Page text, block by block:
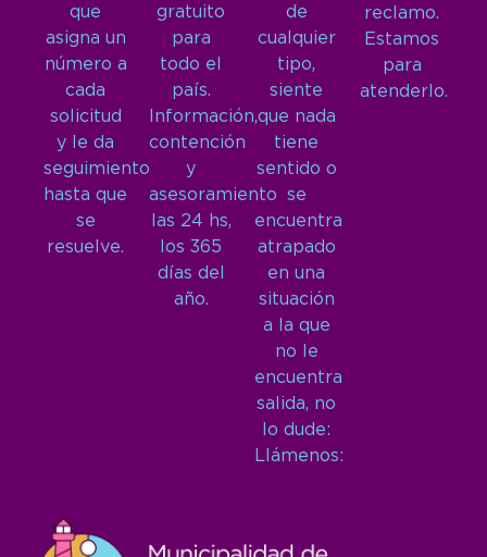
que
asigna un
número a
cada
solicitud
y le da
seguimiento
hasta que
se
resuelve.
gratuito
para
todo el
país.
Información,
contención
y
asesoramiento
las 24 hs,
los 365
días del
año.
de
cualquier
tipo,
siente
que nada
tiene
sentido o
se
encuentra
atrapado
en una
situación
a la que
no le
encuentra
salida, no
lo dude:
Llámenos:
reclamo.
Estamos
para
atenderlo.